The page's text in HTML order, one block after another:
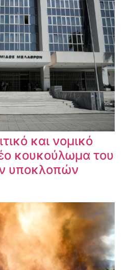
και νομικό
κουκούλωμα του
υποκλοπών